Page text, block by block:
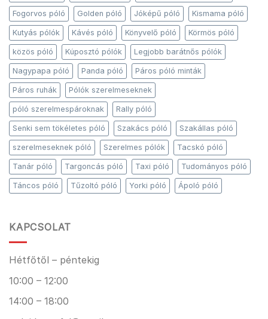
Fogorvos póló Golden póló Jóképű póló Kismama póló
Kutyás pólók Kávés póló Könyvelő póló Körmös póló
közös póló Kúposztó pólók Legjobb barátnős pólók
Nagypapa póló Panda póló Páros póló minták
Páros ruhák Pólók szerelmeseknek
póló szerelmespároknak Rally póló
Senki sem tökéletes póló Szakács póló Szakállas póló
szerelmeseknek póló Szerelmes pólók Tacskó póló
Tanár póló Targoncás póló Taxi póló Tudományos póló
Táncos póló Tűzoltó póló Yorki póló Ápoló póló
KAPCSOLAT
Hétfőtől – péntekig
10:00 – 12:00
14:00 – 18:00